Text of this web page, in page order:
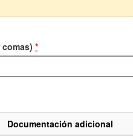
*
Documentación adicional